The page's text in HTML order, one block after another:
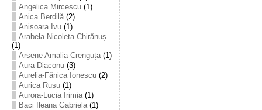
Angelica Mircescu(1)
Anica Berdilă(2)
Anișoara Ivu(1)
Arabela Nicoleta Chirănuș
(1)
Arsene Amalia-Crenguța(1)
Aura Diaconu(3)
Aurelia-Fănica Ionescu(2)
Aurica Rusu(1)
Aurora-Lucia Irimia(1)
Baci Ileana Gabriela(1)